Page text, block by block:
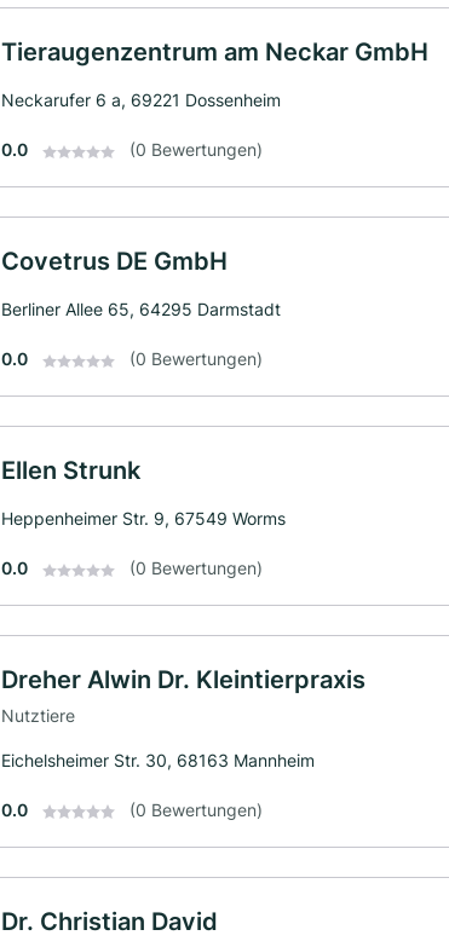
Tieraugenzentrum am Neckar GmbH
Neckarufer 6 a, 69221 Dossenheim
0.0 (0 Bewertungen)
Covetrus DE GmbH
Berliner Allee 65, 64295 Darmstadt
0.0 (0 Bewertungen)
Ellen Strunk
Heppenheimer Str. 9, 67549 Worms
0.0 (0 Bewertungen)
Dreher Alwin Dr. Kleintierpraxis
Nutztiere
Eichelsheimer Str. 30, 68163 Mannheim
0.0 (0 Bewertungen)
Dr. Christian David